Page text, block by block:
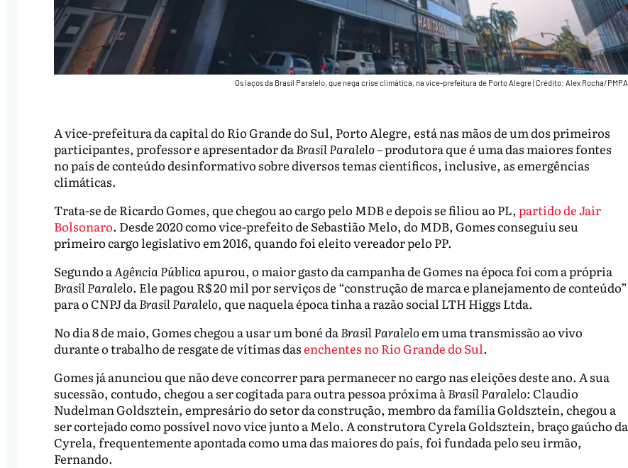
Os laços da Brasil Paralelo, que nega crise climática, na vice-prefeitura de Porto Alegre|Crédito: Alex Rocha/PMPA
A vice-prefeitura da capital do Rio Grande do Sul, Porto Alegre, está nas mãos de um dos primeiros
participantes, professor e apresentador daBrasil Paralelo– produtora que é uma das maiores fontes
no país de conteúdo desinformativo sobre diversos temas científicos, inclusive, as emergências
climáticas.
Trata-se de Ricardo Gomes, que chegou ao cargo pelo MDB e depois se filiou ao PL, partido de Jair
Bolsonaro. Desde 2020 como vice-prefeito de Sebastião Melo, do MDB, Gomes conseguiu seu
primeiro cargo legislativo em 2016, quando foi eleito vereador pelo PP.
Segundo a Agência Pública apurou, o maior gasto da campanha de Gomes na época foi com a própria
Brasil Paralelo. Ele pagou R$ 20 mil por serviços de “construção de marca e planejamento de conteúdo”
para o CNPJ da Brasil Paralelo, que naquela época tinha a razão social LTH Higgs Ltda.
No dia 8 de maio, Gomes chegou a usar um boné da Brasil Paraleloem uma transmissão ao vivo
durante o trabalho de resgate de vítimas dasenchentes no Rio Grande do Sul.
Gomes já anunciou que não deve concorrer para permanecer no cargo nas eleições deste ano. A sua
sucessão, contudo, chegou a ser cogitada para outra pessoa próxima à Brasil Paralelo: Claudio
Nudelman Goldsztein, empresário do setor da construção, membro da família Goldsztein, chegou a
ser cortejado como possível novo vice junto a Melo. A construtora Cyrela Goldsztein, braço gaúcho da
Cyrela, frequentemente apontada como uma das maiores do país, foi fundada pelo seu irmão,
Fernando.